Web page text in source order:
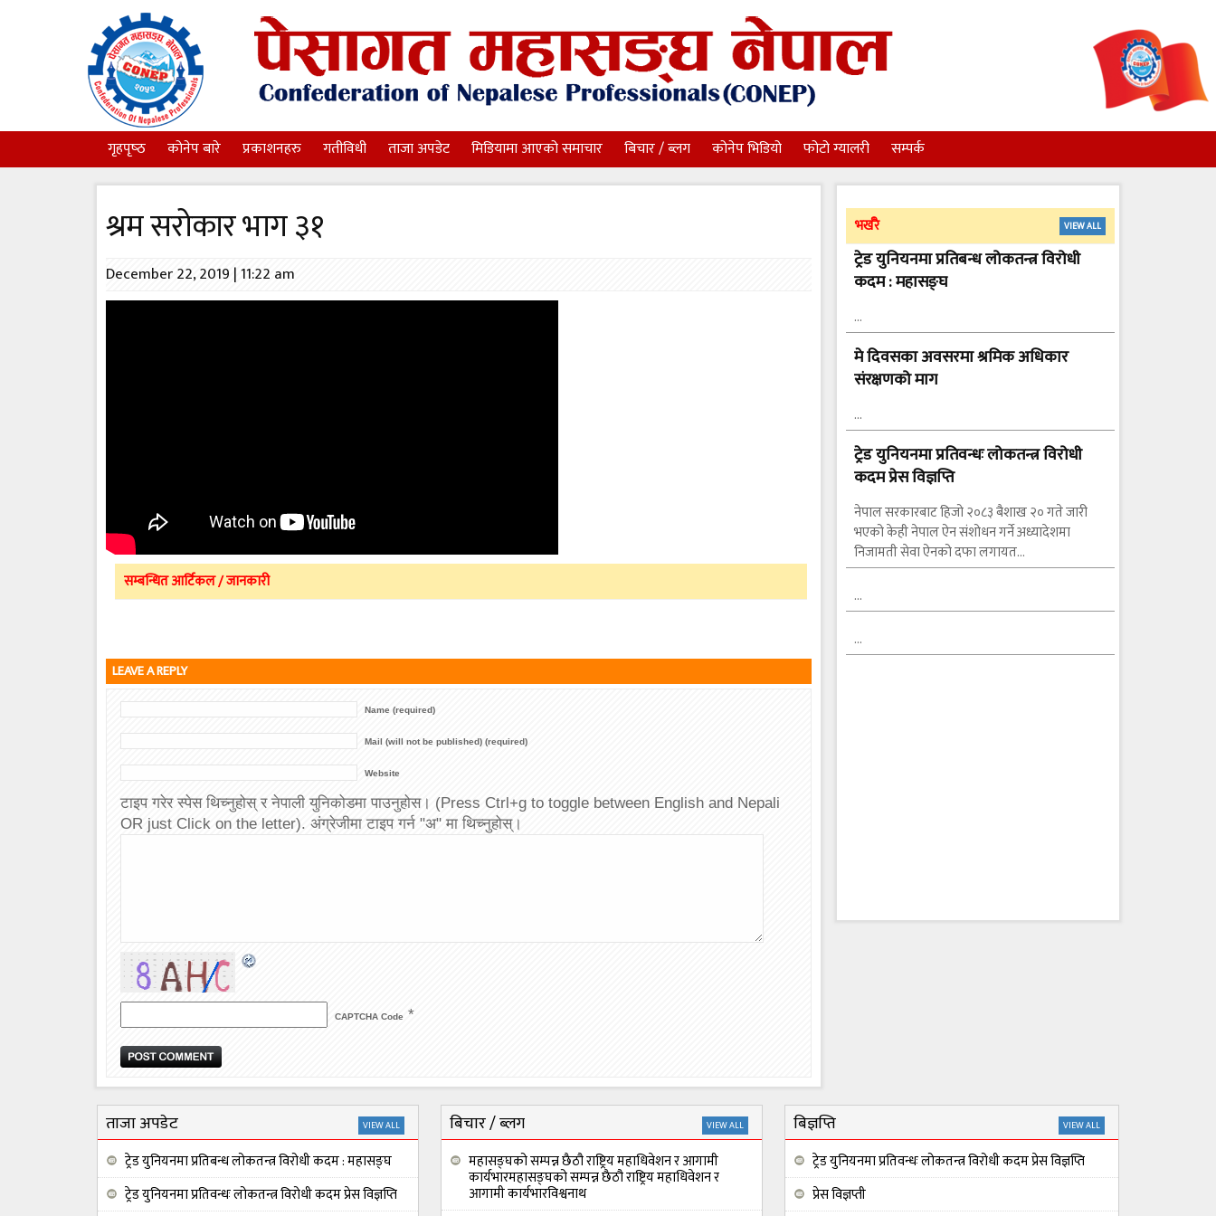
गृहपृष्‍ठ कोनेप बारे प्रकाशनहरु गतीविधी ताजा अपडेट मिडियामा आएको समाचार बिचार / ब्लग कोनेप भिडियो फोटो ग्यालरी सम्पर्क
श्रम सरोकार भाग ३१
December 22, 2019 | 11:22 am
सम्बन्धित आर्टिकल / जानकारी
LEAVE A REPLY
Name (required)
Mail (will not be published) (required)
Website
टाइप गरेर स्पेस थिच्नुहोस् र नेपाली युनिकोडमा पाउनुहोस। (Press Ctrl+g to toggle between English and Nepali
OR just Click on the letter). अंग्रेजीमा टाइप गर्न "अ" मा थिच्नुहोस्।
CAPTCHA Code *
भर्खरै VIEW ALL
ट्रेड युनियनमा प्रतिबन्ध लोकतन्त्र विरोधी
कदम : महासङ्घ
…
मे दिवसका अवसरमा श्रमिक अधिकार
संरक्षणको माग
…
ट्रेड युनियनमा प्रतिवन्धः लोकतन्त्र विरोधी
कदम प्रेस विज्ञप्ति
नेपाल सरकारबाट हिजो २०८३ बैशाख २० गते जारी
भएको केही नेपाल ऐन संशोधन गर्ने अध्यादेशमा
निजामती सेवा ऐनको दफा लगायत…
…
…
ताजा अपडेट VIEW ALL
ट्रेड युनियनमा प्रतिबन्ध लोकतन्त्र विरोधी कदम : महासङ्घ
ट्रेड युनियनमा प्रतिवन्धः लोकतन्त्र विरोधी कदम प्रेस विज्ञप्ति
बिचार / ब्लग VIEW ALL
महासङ्घको सम्पन्न छैठौ राष्ट्रिय महाधिवेशन र आगामी
कार्यभारमहासङ्घको सम्पन्न छैठौ राष्ट्रिय महाधिवेशन र
आगामी कार्यभारविश्वनाथ
बिज्ञप्ति VIEW ALL
ट्रेड युनियनमा प्रतिवन्धः लोकतन्त्र विरोधी कदम प्रेस विज्ञप्ति
प्रेस विज्ञप्ती